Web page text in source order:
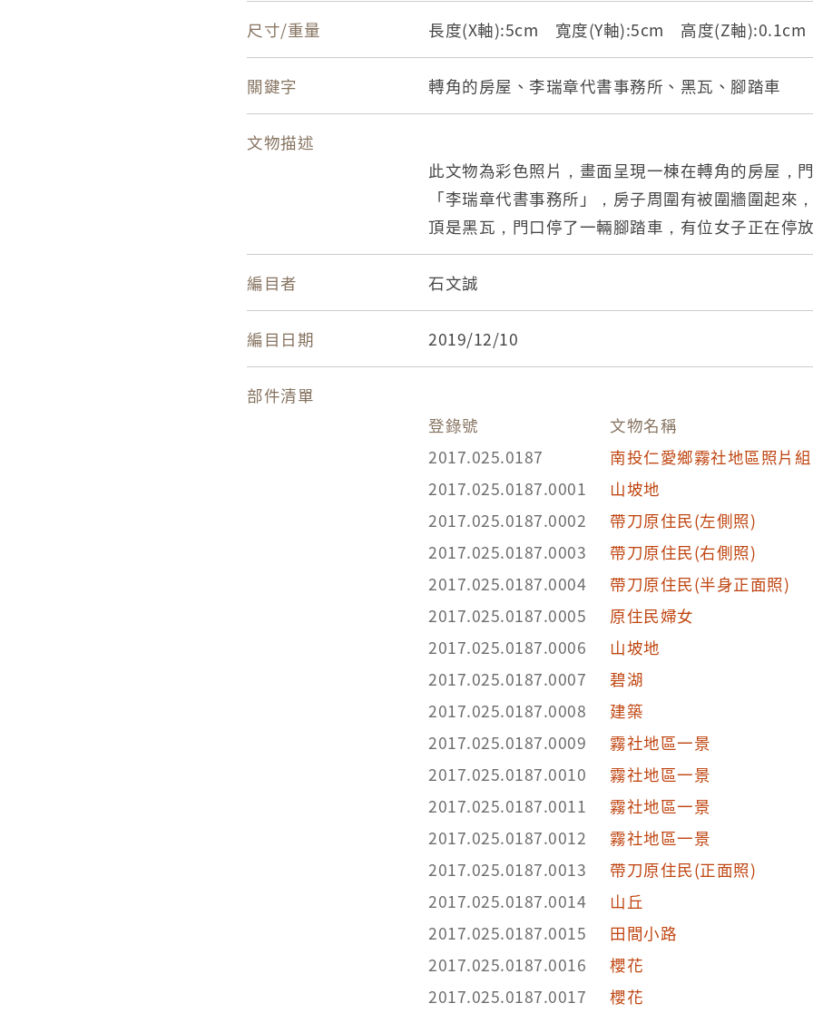
尺寸/重量 長度(X軸):5cm 寬度(Y軸):5cm 高度(Z軸
關鍵字 轉角的房屋、李瑞章代書事務所、黑瓦、腳踏車
文物描述
此文物為彩色照片，畫面呈現一棟在轉角的房屋，
「李瑞章代書事務所」，房子周圍有被圍牆圍起來
頂是黑瓦，門口停了一輛腳踏車，有位女子正在停
的地方正好有位穿著粉紅色衣服並戴著帽子的女子
編目者
石文誠
編目日期 2019/12/10
部件清單
登錄號
文物名稱
2017.025.0187
南投仁愛鄉霧社地區照片組
2017.025.0187.0001
山坡地
2017.025.0187.0002
帶刀原住民(左側照)
2017.025.0187.0003
帶刀原住民(右側照)
2017.025.0187.0004
帶刀原住民(半身正面照)
2017.025.0187.0005
原住民婦女
2017.025.0187.0006
山坡地
2017.025.0187.0007
碧湖
2017.025.0187.0008
建築
2017.025.0187.0009
霧社地區一景
2017.025.0187.0010
霧社地區一景
2017.025.0187.0011
霧社地區一景
2017.025.0187.0012
霧社地區一景
2017.025.0187.0013
帶刀原住民(正面照)
2017.025.0187.0014
山丘
2017.025.0187.0015
田間小路
2017.025.0187.0016
櫻花
2017.025.0187.0017
櫻花